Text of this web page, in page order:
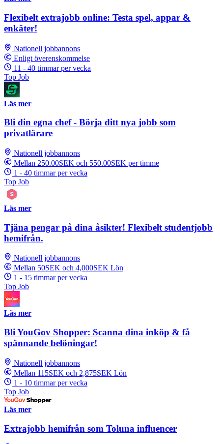
Flexibelt extrajobb online: Testa spel, appar &
enkäter!
Nationell jobbannons
Enligt överenskommelse
11 - 40 timmar per vecka
Top Job
Läs mer
Bli din egna chef - Börja ditt nya jobb som
privatlärare
Nationell jobbannons
Mellan 250.00SEK och 550.00SEK per timme
1 - 40 timmar per vecka
Top Job
Läs mer
Tjäna pengar på dina åsikter! Flexibelt studentjobb
hemifrån.
Nationell jobbannons
Mellan 50SEK och 4,000SEK Lön
1 - 15 timmar per vecka
Top Job
Läs mer
Bli YouGov Shopper: Scanna dina inköp & få
spännande belöningar!
Nationell jobbannons
Mellan 115SEK och 2,875SEK Lön
1 - 10 timmar per vecka
Top Job
Läs mer
Extrajobb hemifrån som Toluna influencer